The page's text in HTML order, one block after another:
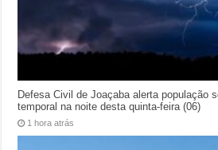
Defesa Civil de Joaçaba alerta população
temporal na noite desta quinta-feira (06)
1 hora atrás